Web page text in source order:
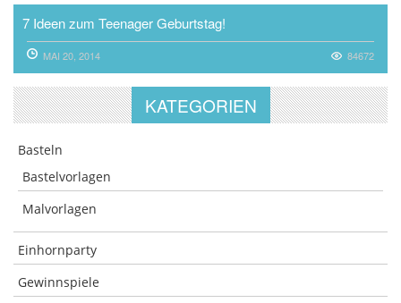
7 Ideen zum Teenager Geburtstag!
MAI 20, 2014 84672
KATEGORIEN
Basteln
Bastelvorlagen
Malvorlagen
Einhornparty
Gewinnspiele